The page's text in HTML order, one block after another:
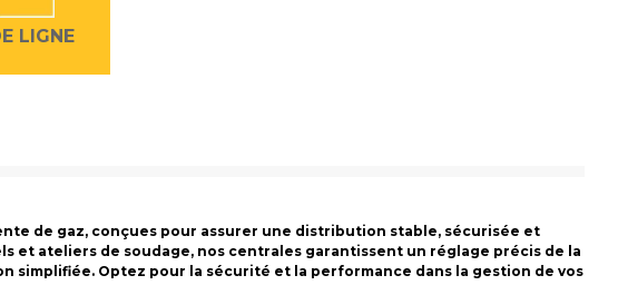
LIGNE
de gaz, conçues pour assurer une distribution stable, sécurisée et
et ateliers de soudage, nos centrales garantissent un réglage précis de la
Optez pour la sécurité et la performance dans la gestion de vos